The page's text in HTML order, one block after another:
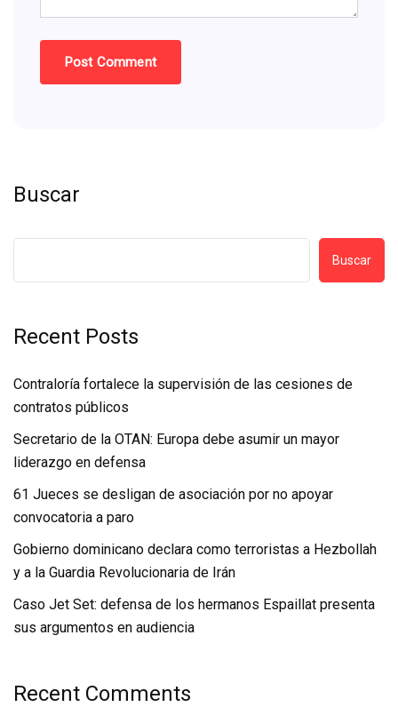
Buscar
Buscar
Recent Posts
Contraloría fortalece la supervisión de las cesiones de
contratos públicos
Secretario de la OTAN: Europa debe asumir un mayor
liderazgo en defensa
61 Jueces se desligan de asociación por no apoyar
convocatoria a paro
Gobierno dominicano declara como terroristas a Hezbollah
y a la Guardia Revolucionaria de Irán
Caso Jet Set: defensa de los hermanos Espaillat presenta
sus argumentos en audiencia
Recent Comments